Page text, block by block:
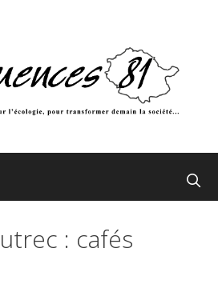
: cafés